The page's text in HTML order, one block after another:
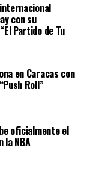
con su
Partido de Tu
en Caracas con
Roll”
oficialmente el
la NBA